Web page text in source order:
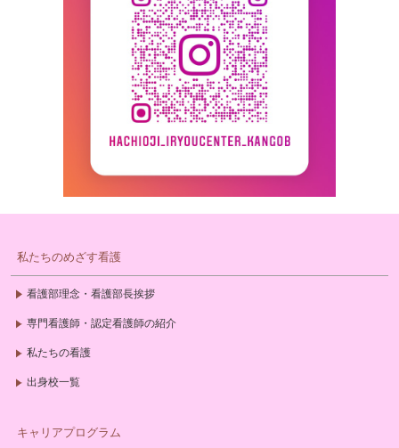
私たちのめざす看護
看護部理念・看護部長挨拶
専門看護師・認定看護師の紹介
私たちの看護
出身校一覧
キャリアプログラム